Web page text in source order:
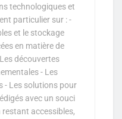
technologiques et
particulier sur : -
et le stockage
en matière de
découvertes
- Les
- Les solutions pour
avec un souci
accessibles,